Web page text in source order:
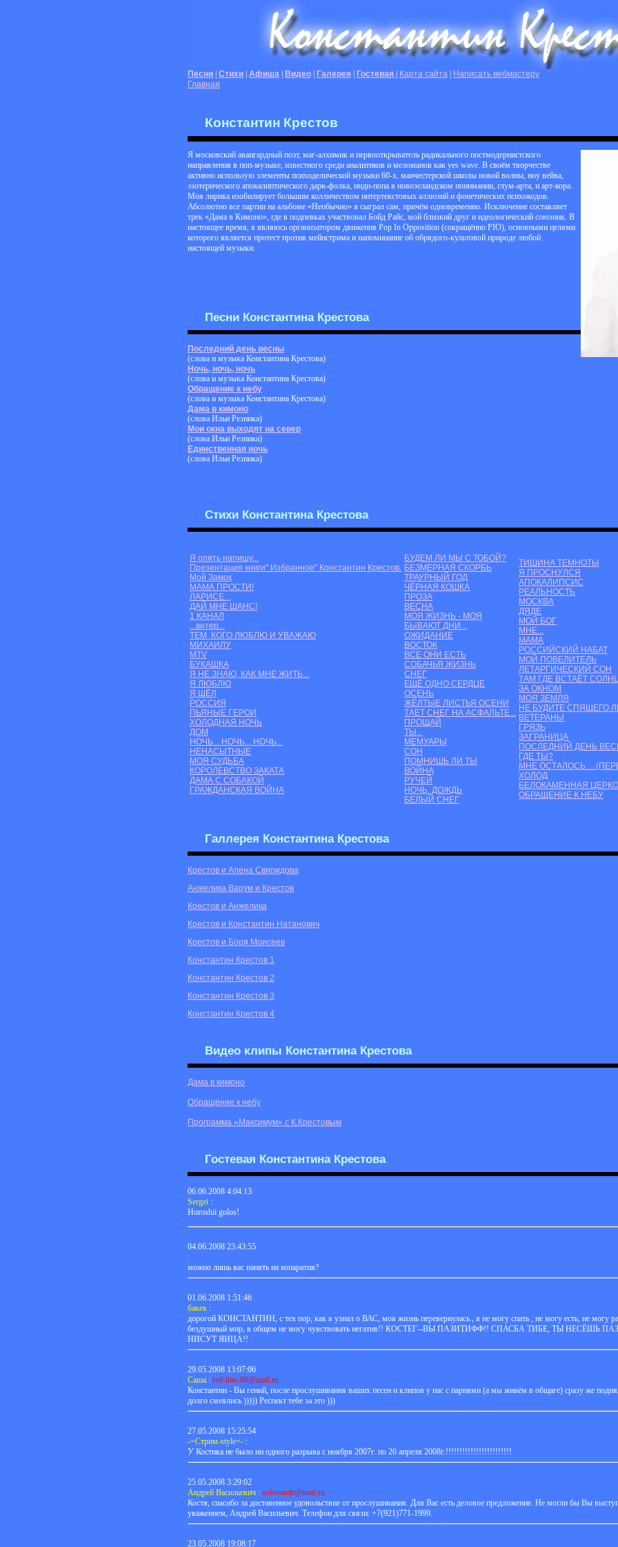
Песни Стихи Афиша Видео Галерея Гостевая Карта сайта
Написать вебмастеру
Главная
Константин Крестов
Я московский авангардный поэт, маг-алхимик и первооткрыватель радикального постмодернистского
направления в поп-музыке, известного среди аналитиков и меломанов как yes wave. В своём творчестве
активно использую элементы психоделической музыки 60-х, манчестерской школы новой волны, ноу вейва,
эзотерического апокалиптического дарк-фолка, инди-попа в новозеландском понимании, глум-арта, и арт-кора.
Моя лирика изобилирует большим колличеством интертекстовых аллюзий и фонетических психокодов.
Абсолютно все партии на альбоме «Необычно» я сыграл сам, причём одновременно. Исключение составляет
трек «Дама в Кимоно», где в подпевках участвовал Бойд Райс, мой близкий друг и идеологический союзник. В
настоящее время, я являюсь организатором движения Pop In Opposition (сокращённо PIO), основными целями
которого является протест против мейнстрима и напоминание об обрядого-культовой природе любой
настоящей музыки.
Песни Константина Крестова
Последний день весны
(слова и музыка Константина Крестова)
Ночь, ночь, ночь
(слова и музыка Константина Крестова)
Обращение к небу
(слова и музыка Константина Крестова)
Дама в кимоно
(слова Ильи Резника)
Мои окна выходят на север
(слова Ильи Резника)
Единственная ночь
(слова Ильи Резника)
Стихи Константина Крестова
Я опять напишу...
Презентация книги'' Избранное'' Константин Крестов.
Мой Замок
МАМА ПРОСТИ!
ЛАРИСЕ...
ДАЙ МНЕ ШАНС!
1 КАНАЛ
...ветер...
ТЕМ, КОГО ЛЮБЛЮ И УВАЖАЮ
МИХАИЛУ
MTV
БУКАШКА
Я НЕ ЗНАЮ, КАК МНЕ ЖИТЬ...
Я ЛЮБЛЮ
Я ШЁЛ
РОССИЯ
ПЬЯНЫЕ ГЕРОИ
ХОЛОДНАЯ НОЧЬ
ДОМ
НОЧЬ... НОЧЬ... НОЧЬ...
НЕНАСЫТНЫЕ
МОЯ СУДЬБА
КОРОЛЕВСТВО ЗАКАТА
ДАМА С СОБАКОЙ
ГРАЖДАНСКАЯ ВОЙНА
БУДЕМ ЛИ МЫ С ТОБОЙ?
БЕЗМЕРНАЯ СКОРБЬ
ТРАУРНЫЙ ГОД
ЧЁРНАЯ КОШКА
ПРОЗА
ВЕСНА
МОЯ ЖИЗНЬ - МОЯ
БЫВАЮТ ДНИ...
ОЖИДАНИЕ
ВОСТОК
ВСЕ ОНИ ЕСТЬ
СОБАЧЬЯ ЖИЗНЬ
СНЕГ
ЕЩЁ ОДНО СЕРДЦЕ
ОСЕНЬ
ЖЁЛТЫЕ ЛИСТЬЯ ОСЕНИ
ТАЕТ СНЕГ НА АСФАЛЬТЕ...
ПРОЩАЙ
ТЫ...
МЕМУАРЫ
СОН
ПОМНИШЬ ЛИ ТЫ
ВОЙНА
РУЧЕЙ
НОЧЬ. ДОЖДЬ
БЕЛЫЙ СНЕГ
ТИШИНА ТЕМНОТЫ
Я ПРОСНУЛСЯ
АПОКАЛИПСИС
РЕАЛЬНОСТЬ
МОСКВА
ДЯДЕ
МОЙ БОГ
МНЕ...
МАМА
РОССИЙСКИЙ НАБАТ
МОЙ ПОВЕЛИТЕЛЬ
ЛЕТАРГИЧЕСКИЙ СОН
ТАМ ГДЕ ВСТАЁТ
ЗА ОКНОМ
МОЯ ЗЕМЛЯ
НЕ БУДИТЕ СПЯЩЕГО
ВЕТЕРАНЫ
ГРЯЗЬ
ЗАГРАНИЦА
ПОСЛЕДНИЙ ДЕНЬ
ГДЕ ТЫ?
МНЕ ОСТАЛОСЬ ...
ХОЛОД
БЕЛОКАМЕННАЯ
ОБРАЩЕНИЕ К НЕБУ
Галлерея Константина Крестова
Крестов и Алена Свиридова
Анжелика Варум и Крестов
Крестов и Анжелика
Крестов и Константин Натанович
Крестов и Боря Моисеев
Константин Крестов 1
Константин Крестов 2
Константин Крестов 3
Константин Крестов 4
Видео клипы Константина Крестова
Дама в кимоно
Обращение к небу
Программа «Максимум» с К.Крестовым
Гостевая Константина Крестова
06.06.2008 4:04:13
Sergei :
Horoshii golos!
04.06.2008 23:43:55
:
можно лишь вас нанять на копаратив?
01.06.2008 1:51:46
бакек :
дорогой КОНСТАНТИН, с тех пор, как я узнал о ВАС, моя жизнь перевернулась., я не могу спать , не могу есть, не могу
бездушный мир, в общем не могу чувствовать негатив!! КОСТЕГ--ВЫ ПАЗИТИФФ!! СПАСБА ТИБЕ, ТЫ
НИСУТ ЯИЦА!!
29.05.2008 13:07:06
Саша : red-line-86@mail.ru
Константин - Вы гений, после прослушивания ваших песен и клипов у нас с парнями (а мы живём в общаге) сразу же
долго смеялись ))))) Респект тебе за это )))
27.05.2008 15:25:54
-=Стрим-style=- :
У Костика не было ни одного разрыва с ноября 2007г. по 26 апреля 2008г.!!!!!!!!!!!!!!!!!!!!!!!!
25.05.2008 3:29:02
Андрей Васильевич : solovandr@mail.ru
Костя, спасибо за доставенное удовольствие от прослушивания. Для Вас есть деловое предложение. Не могли бы Вы
уважением, Андрей Васильевич. Телефон для связи: +7(921)771-1999.
23.05.2008 19:08:17